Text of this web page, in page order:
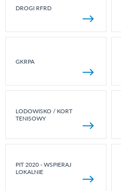
DROGI RFRD
GKRPA
LODOWISKO / KORT
TENISOWY
PIT 2020 - WSPIERAJ
LOKALNIE